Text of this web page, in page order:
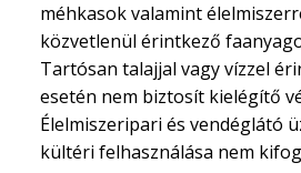
méhkasok valamint
közvetlenül érintkező
Tartósan talajjal vagy vízzel
esetén nem biztosít kielégítő
Élelmiszeripari és vendéglátó
kültéri felhasználása nem